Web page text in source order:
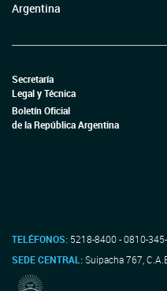
Argentina
Secretaría
Legal y Técnica
Boletín Oficial
de la República Argentina
TELÉFONOS: 5218-8400 - 0810-
SEDE CENTRAL:Suipacha 767,